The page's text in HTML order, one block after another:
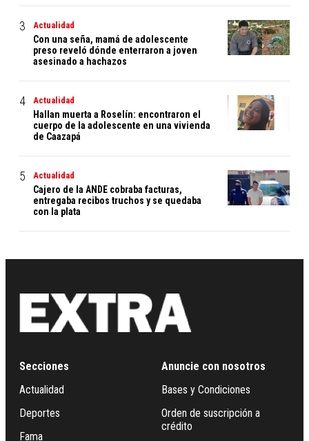
Actualidad
Con una seña, mamá de adolescente
preso reveló dónde enterraron a joven
asesinado a hachazos
Actualidad
Hallan muerta a Roselín: encontraron el
cuerpo de la adolescente en una vivienda
de Caazapá
Actualidad
Cajero de la ANDE cobraba facturas,
entregaba recibos truchos y se quedaba
con la plata
Secciones
Actualidad
Deportes
Fama
Anuncie con nosotros
Bases y Condiciones
Orden de suscripción a
crédito